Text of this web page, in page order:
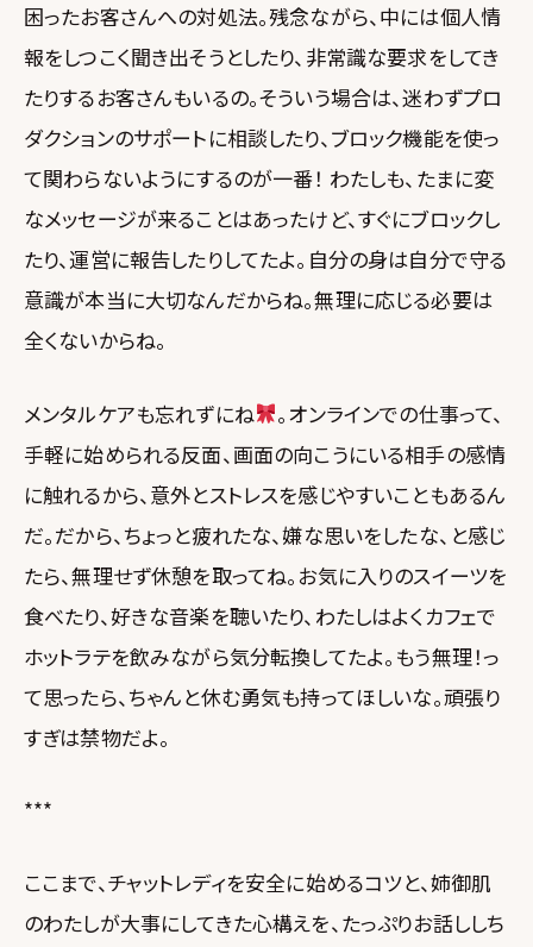
困ったお客さんへの対処法。残念ながら、中には個人情
報をしつこく聞き出そうとしたり、非常識な要求をしてき
たりするお客さんもいるの。そういう場合は、迷わずプロ
ダクションのサポートに相談したり、ブロック機能を使っ
て関わらないようにするのが一番！ わたしも、たまに変
なメッセージが来ることはあったけど、すぐにブロックし
たり、運営に報告したりしてたよ。自分の身は自分で守る
意識が本当に大切なんだからね。無理に応じる必要は
全くないからね。
メンタルケアも忘れずにね
。オンラインでの仕事って、
手軽に始められる反面、画面の向こうにいる相手の感情
に触れるから、意外とストレスを感じやすいこともあるん
だ。だから、ちょっと疲れたな、嫌な思いをしたな、と感じ
たら、無理せず休憩を取ってね。お気に入りのスイーツを
食べたり、好きな音楽を聴いたり、わたしはよくカフェで
ホットラテを飲みながら気分転換してたよ。もう無理！っ
て思ったら、ちゃんと休む勇気も持ってほしいな。頑張り
すぎは禁物だよ。
***
ここまで、チャットレディを安全に始めるコツと、姉御肌
のわたしが大事にしてきた心構えを、たっぷりお話ししち